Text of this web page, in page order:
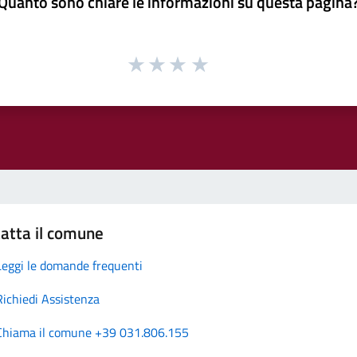
il comune
le domande frequenti
Assistenza
il comune +39 031.806.155